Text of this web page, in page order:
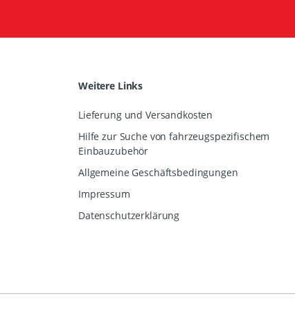
Weitere Links
Lieferung und Versandkosten
Hilfe zur Suche von fahrzeugspezifischem
Einbauzubehör
Allgemeine Geschäftsbedingungen
Impressum
Datenschutzerklärung